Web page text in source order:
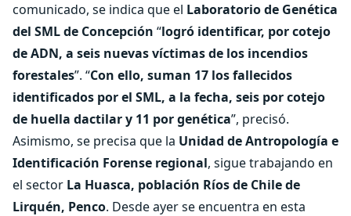
comunicado, se indica que el Laboratorio de Genética
del SML de Concepción “logró identificar, por cotejo
de ADN, a seis nuevas víctimas de los incendios
forestales”. “Con ello, suman 17 los fallecidos
identificados por el SML, a la fecha, seis por cotejo
de huella dactilar y 11 por genética”, precisó.
Asimismo, se precisa que la Unidad de Antropología e
Identificación Forense regional, sigue trabajando en
el sector La Huasca, población Ríos de Chile de
Lirquén, Penco. Desde ayer se encuentra en esta